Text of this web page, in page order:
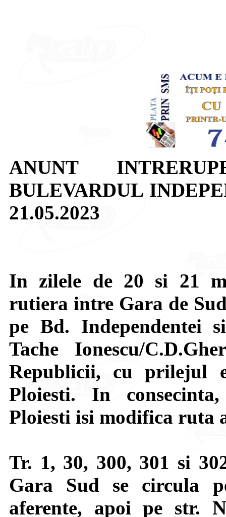
ANUNT
BULEVARDUL
21.05.2023
In zilele de 20 si 21
rutiera intre Gara de
pe Bd. Independentei
Tache Ionescu/
Republicii, cu prilejul
Ploiesti. In
Ploiesti isi modifica ruta
Tr. 1, 30, 300, 301 si
Gara Sud se circula
aferente, apoi pe str.